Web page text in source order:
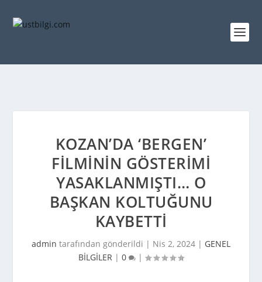
KOZAN’DA ‘BERGEN’
FILMININ GÖSTERIMI
YASAKLANMIŞTI… O
BAŞKAN KOLTUĞUNU
KAYBETTI
admin tarafından gönderildi | Nis 2, 2024 | GENEL
BİLGİLER | 0 |